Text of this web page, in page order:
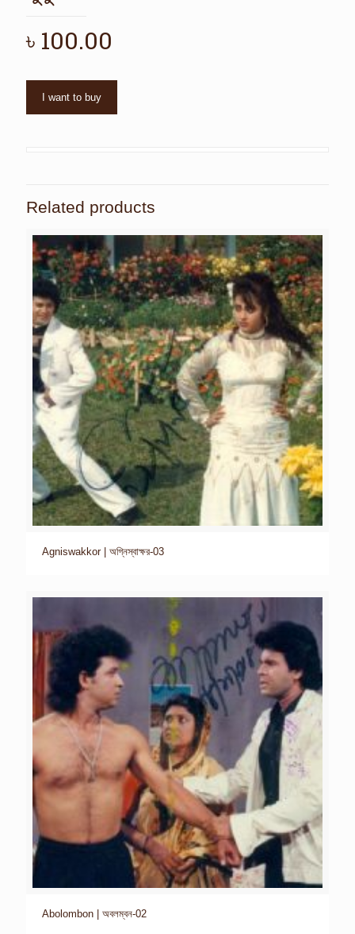
৳ 100.00
I want to buy
Related products
Agniswakkor | অগ্নিস্বাক্ষর-03
Abolombon | অবলম্বন-02